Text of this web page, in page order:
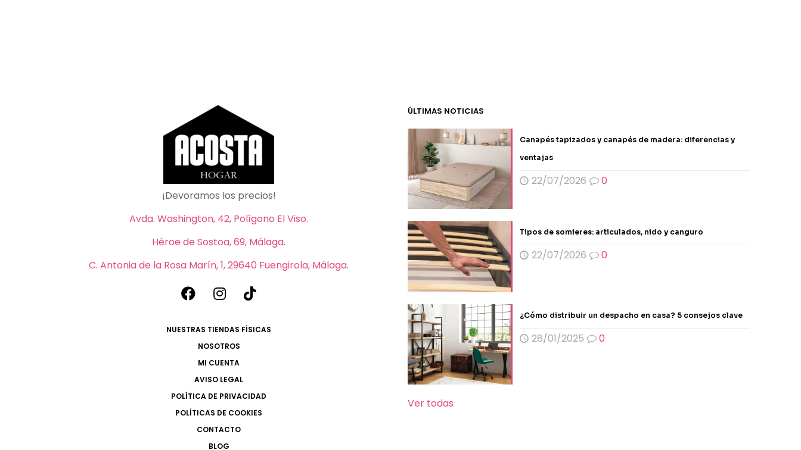
¡Devoramos los precios!
Avda. Washington, 42, Polígono El Viso.
Héroe de Sostoa, 69, Málaga.
C. Antonia de la Rosa Marín, 1, 29640 Fuengirola, Málaga.
NUESTRAS TIENDAS FÍSICAS
NOSOTROS
MI CUENTA
AVISO LEGAL
POLÍTICA DE PRIVACIDAD
POLÍTICAS DE COOKIES
CONTACTO
BLOG
ÚLTIMAS NOTICIAS
Canapés tapizados y canapés de madera: diferencias y
ventajas
22/07/2026 0
Tipos de somieres: articulados, nido y canguro
22/07/2026 0
¿Cómo distribuir un despacho en casa? 5 consejos clave
28/01/2025 0
Ver todas